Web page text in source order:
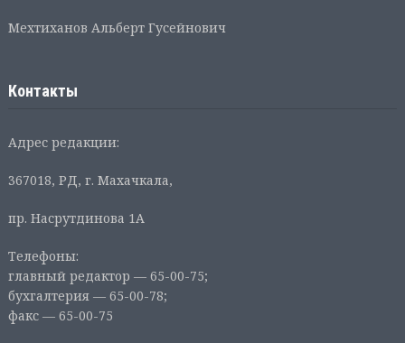
Мехтиханов Альберт Гусейнович
Контакты
Адрес редакции:
367018, РД, г. Махачкала,
пр. Насрутдинова 1А
Телефоны:
главный редактор — 65-00-75;
бухгалтерия — 65-00-78;
факс — 65-00-75